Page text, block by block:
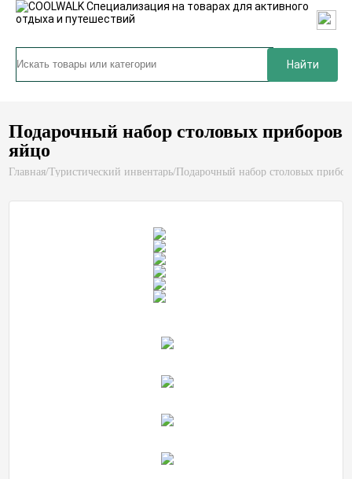
Найти
Подарочный набор столовых приборов
яйцо
Главная/Туристический инвентарь/ Подарочный набор столовых